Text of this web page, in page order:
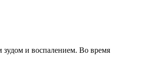
зудом и воспалением. Во время